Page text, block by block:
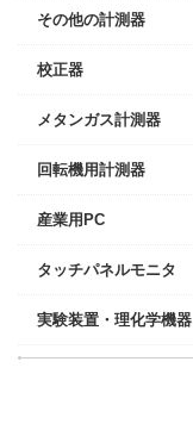
その他の計測器
校正器
メタンガス計測器
回転機用計測器
産業用PC
タッチパネルモニタ
実験装置・理化学機器